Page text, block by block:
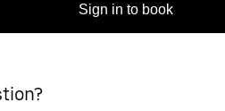
Sign in to book